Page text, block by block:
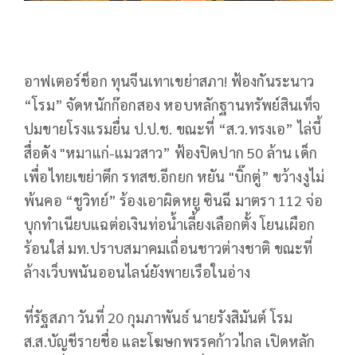
อาฟเตอร์ช็อก ทุนจีนเทาเขย่าสภา! ฟ้องกันระนาว
“โรม” จัดหนักก๊อกสอง หอบหลักฐานทรัพย์สินเท็จ
ปมขายโรงแรมยื่น ป.ป.ช. ขณะที่ “ส.ว.ทรงเอ” ไล่บี้
สื่อดัง "หมาแก่-แมวสาว” ฟ้องปิดปาก 50 ล้าน เด็ก
เพื่อไทยเขย่าตึก รทสช.อีกยก หยัน "บิ๊กตู่” ขว้างงูไม่
พ้นคอ “ชูวิทย์” ร้องเอาผิดหยู ซินฉี มาตรา 112 จ่อ
บุกทำเนียบแฉต่อเงินท่อน้ำเลี้ยงเลือกตั้ง โยนเผือก
ร้อนใส่ มท.ปราบสมาคมเถื่อนชาวต่างชาติ ขณะที่
ล้างเว็บพนันออนไลน์ยังพายเรือในอ่าง
ที่รัฐสภา วันที่ 20 กุมภาพันธ์ นายรังสิมันต์ โรม
ส.ส.บัญชีรายชื่อ และโฆษกพรรคก้าวไกล เปิดหลัก